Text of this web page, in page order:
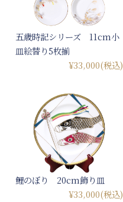
五歳時記シリーズ 11cm小
皿絵替り5枚揃
¥33,000(税込)
鯉のぼり 20cm飾り皿
¥33,000(税込)